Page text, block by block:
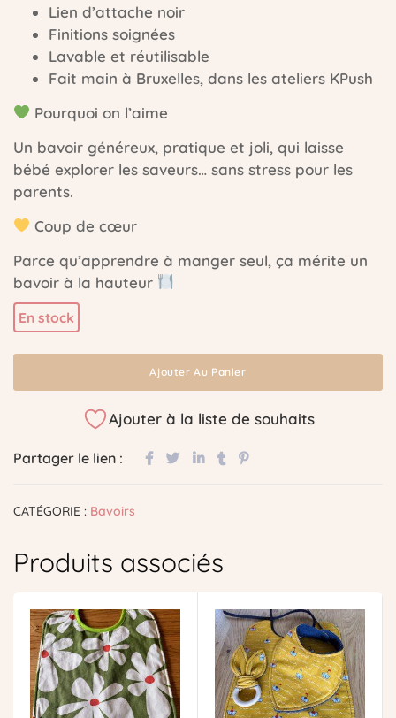
Lien d’attache noir
Finitions soignées
Lavable et réutilisable
Fait main à Bruxelles, dans les ateliers KPush
Pourquoi on l’aime
Un bavoir généreux, pratique et joli, qui laisse
bébé explorer les saveurs… sans stress pour les
parents.
Coup de cœur
Parce qu’apprendre à manger seul, ça mérite un
bavoir à la hauteur
En stock
Ajouter Au Panier
Ajouter à la liste de souhaits
Partager le lien :
CATÉGORIE : Bavoirs
Produits associés